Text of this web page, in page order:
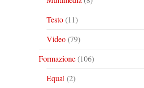
Testo(11)
Video(79)
Formazione(106)
Equal (2)